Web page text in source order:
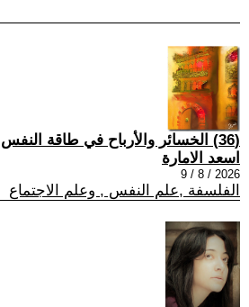
(36) الخسائر والأرباح في طاقة النفس
اسعد الامارة
2026 / 8 / 9
الفلسفة ,علم النفس , وعلم الاجتماع